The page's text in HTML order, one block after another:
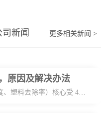
司新闻 更多相关新闻 >
原因及解决办法